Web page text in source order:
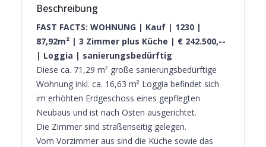
Beschreibung
FAST FACTS: WOHNUNG | Kauf | 1230 |
87,92m² | 3 Zimmer plus Küche | € 242.500,--
| Loggia | sanierungsbedürftig
Diese ca. 71,29 m² große sanierungsbedürftige
Wohnung inkl. ca. 16,63 m² Loggia befindet sich
im erhöhten Erdgeschoss eines gepflegten
Neubaus und ist nach Osten ausgerichtet.
Die Zimmer sind straßenseitig gelegen.
Vom Vorzimmer aus sind die Küche sowie das